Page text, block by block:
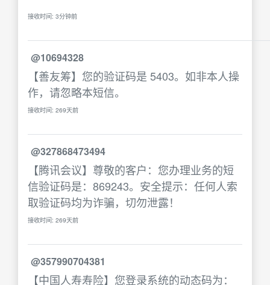
接收时间: 3分钟前
@10694328
【善友筹】您的验证码是 5403。如非本人操
作，请忽略本短信。
接收时间: 269天前
@327868473494
【腾讯会议】尊敬的客户：您办理业务的短
信验证码是：869243。安全提示：任何人索
取验证码均为诈骗，切勿泄露！
接收时间: 269天前
@357990704381
【中国人寿寿险】您登录系统的动态码为：